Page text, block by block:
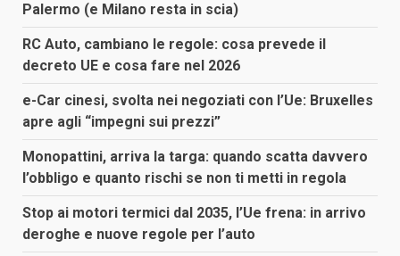
Palermo (e Milano resta in scia)
RC Auto, cambiano le regole: cosa prevede il
decreto UE e cosa fare nel 2026
e-Car cinesi, svolta nei negoziati con l’Ue: Bruxelles
apre agli “impegni sui prezzi”
Monopattini, arriva la targa: quando scatta davvero
l’obbligo e quanto rischi se non ti metti in regola
Stop ai motori termici dal 2035, l’Ue frena: in arrivo
deroghe e nuove regole per l’auto